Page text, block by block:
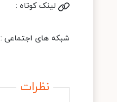
لینک کوتاه :
شبکه های اجتماعی :
نظرات